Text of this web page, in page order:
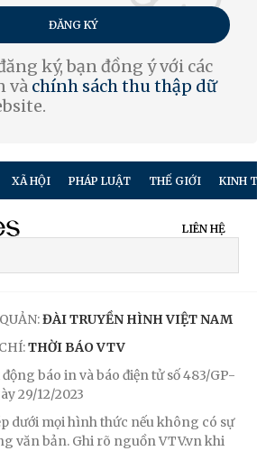
ĐĂNG KÝ
ký, bạn đồng ý với các
và chính sách thu thập dữ
XÃ HỘI PHÁP LUẬT THẾ GIỚI KINH TẾ
LIÊN HỆ
ĐÀI TRUYỀN HÌNH VIỆT NAM
THỜI BÁO VTV
báo in và báo điện tử số 483/GP-
29/12/2023
dưới mọi hình thức nếu không có sự
văn bản. Ghi rõ nguồn VTV.vn khi